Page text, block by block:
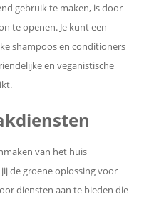
gebruik te maken, is door
te openen. Je kunt een
shampoos en conditioners
en veganistische
van het huis
de groene oplossing voor
diensten aan te bieden die